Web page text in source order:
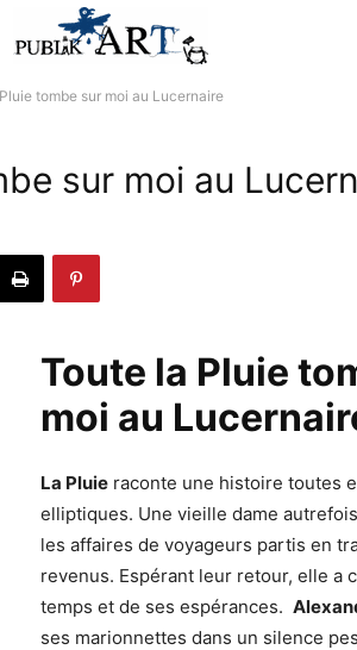
tombe sur moi au Lucernaire
sur moi au
Toute la Pluie
moi au
La Pluie raconte une histoire toutes
elliptiques. Une vieille dame
les affaires de voyageurs partis en
revenus. Espérant leur retour, elle a
temps et de ses espérances.
ses marionnettes dans un silence